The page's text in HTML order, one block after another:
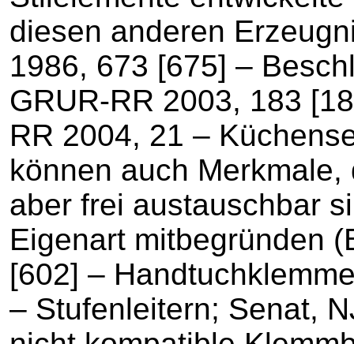
diesen anderen
1986, 673 [675] –
GRUR-RR 2003, 183
RR 2004, 21 –
können auch
aber frei austauschbar
Eigenart mitbegründen
[602] –
– Stufenleitern; Senat,